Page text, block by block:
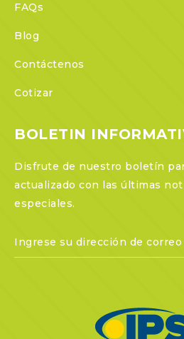
FAQs
Blog
Contáctenos
Cotizar
BOLETIN
Disfrute de nuestro boletín
actualizado con las últimas
especiales.